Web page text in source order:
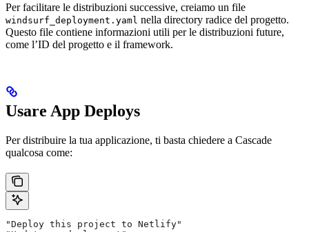
Per facilitare le distribuzioni successive, creiamo un file
windsurf_deployment.yaml nella directory radice del progetto.
Questo file contiene informazioni utili per le distribuzioni future,
come l’ID del progetto e il framework.
Usare App Deploys
Per distribuire la tua applicazione, ti basta chiedere a Cascade
qualcosa come:
"Deploy this project to Netlify"